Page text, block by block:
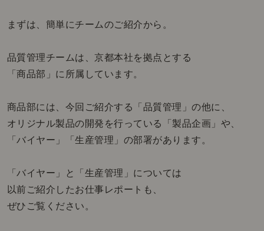
まずは、簡単にチームのご紹介から。
品質管理チームは、京都本社を拠点とする
「商品部」に所属しています。
商品部には、今回ご紹介する「品質管理」の他に、
オリジナル製品の開発を行っている「製品企画」や、
「バイヤー」「生産管理」の部署があります。
「バイヤー」と「生産管理」については
以前ご紹介したお仕事レポートも、
ぜひご覧ください。